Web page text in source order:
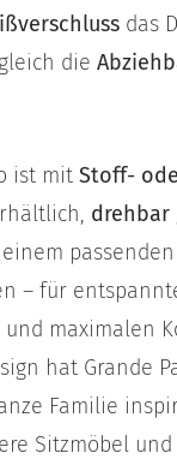
das
die
ist mit Stoff-
drehbar
passenden
– für
maximalen
hat Grande
Familie
Sitzmöbel